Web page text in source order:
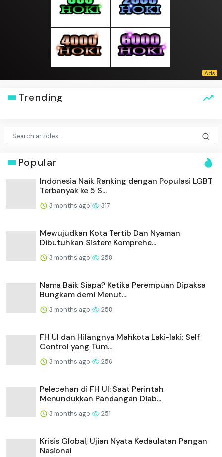
Trending
Popular
Indonesia Naik Ranking dengan Populasi LGBT
Terbanyak ke 5 S...
3 months ago 317
Mewujudkan Kota Tertib Dan Nyaman
Dibutuhkan Sistem Komprehe...
3 months ago 258
Nama Baik Siapa? Ketika Perempuan Dipaksa
Bungkam demi Menut...
3 months ago 258
FH UI dan Hilangnya Mahkota Laki-laki: Self
Control yang Tum...
3 months ago 256
Pelecehan di FH UI: Saat Perintah
Menundukkan Pandangan Diab...
3 months ago 251
Krisis Global, Ujian Nyata Kedaulatan Pangan
Nasional